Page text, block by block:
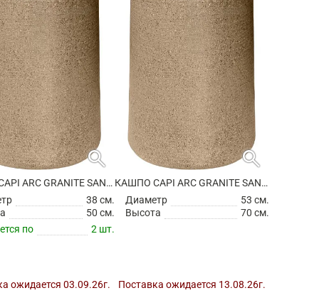
search
КАШПО CAPI ARC GRANITE SANDBAG HIGH WARM TAUPE
38 см.
50 см.
по
2 шт.
ожидается 03.09.26г.
search
КАШПО CAPI ARC GRANITE SANDBAG HIGH WARM TAUPE
Диаметр
53 см.
Высота
70 см.
Поставка ожидается 13.08.26г.